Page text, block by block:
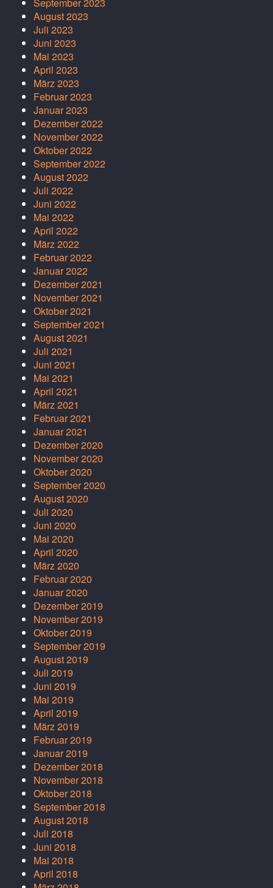
September 2023
August 2023
Juli 2023
Juni 2023
Mai 2023
April 2023
März 2023
Februar 2023
Januar 2023
Dezember 2022
November 2022
Oktober 2022
September 2022
August 2022
Juli 2022
Juni 2022
Mai 2022
April 2022
März 2022
Februar 2022
Januar 2022
Dezember 2021
November 2021
Oktober 2021
September 2021
August 2021
Juli 2021
Juni 2021
Mai 2021
April 2021
März 2021
Februar 2021
Januar 2021
Dezember 2020
November 2020
Oktober 2020
September 2020
August 2020
Juli 2020
Juni 2020
Mai 2020
April 2020
März 2020
Februar 2020
Januar 2020
Dezember 2019
November 2019
Oktober 2019
September 2019
August 2019
Juli 2019
Juni 2019
Mai 2019
April 2019
März 2019
Februar 2019
Januar 2019
Dezember 2018
November 2018
Oktober 2018
September 2018
August 2018
Juli 2018
Juni 2018
Mai 2018
April 2018